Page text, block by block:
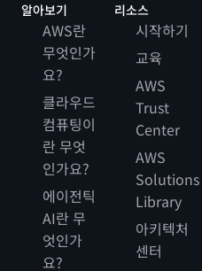
알아보기
AWS란
무엇인가
요?
클라우드
컴퓨팅이
란 무엇
인가요?
에이전틱
AI란 무
엇인가
요?
리소스
시작하기
교육
AWS
Trust
Center
AWS
Solutions
Library
아키텍처
센터